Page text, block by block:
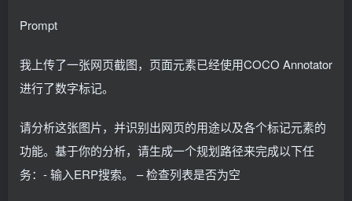
Prompt
我上传了一张网页截图，页面元素已经使用COCO Annotator
进行了数字标记。
请分析这张图片，并识别出网页的用途以及各个标记元素的
功能。基于你的分析，请生成一个规划路径来完成以下任
务：- 输入ERP搜索。 – 检查列表是否为空